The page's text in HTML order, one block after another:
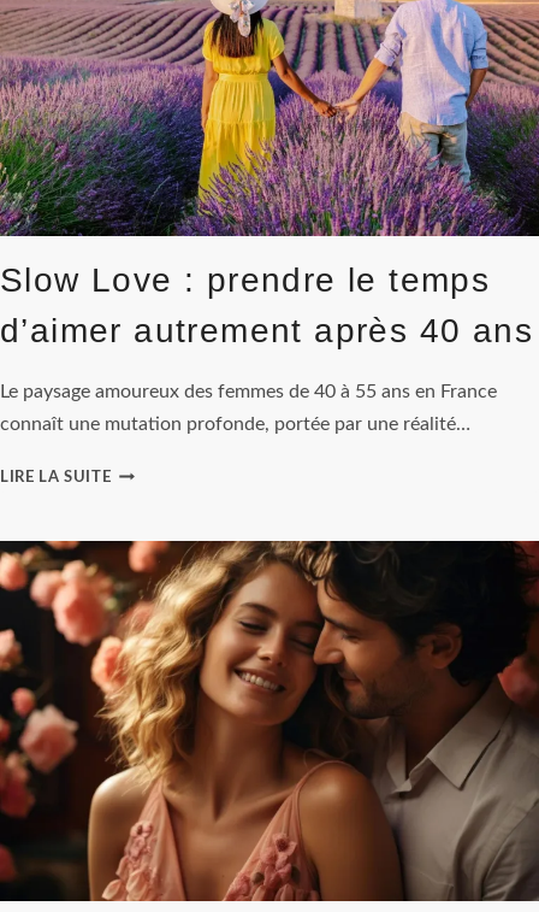
À
LA
CINQUANTAINE
Slow Love : prendre le temps
d’aimer autrement après 40 ans
Le paysage amoureux des femmes de 40 à 55 ans en France
connaît une mutation profonde, portée par une réalité…
LIRE LA SUITESLOW
PRENDRE
LE
TEMPS
D’AIMER
AUTREMENT
APRÈS
40
ANS